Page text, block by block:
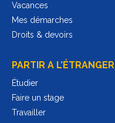
Vacances
Mes démarches
Droits & devoirs
PARTIR A L’ÉTRANGER
Étudier
Faire un stage
Travailler